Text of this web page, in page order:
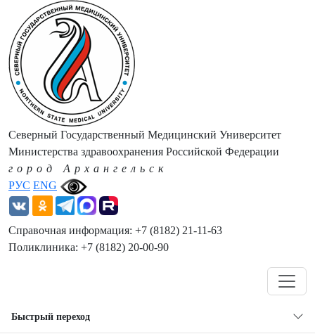
РУС ENG
Северный Государственный Медицинский Университет
Министерства здравоохранения Российской Федерации
город Архангельск
Справочная информация: +7 (8182) 21-11-63
Поликлиника: +7 (8182) 20-00-90
Быстрый переход